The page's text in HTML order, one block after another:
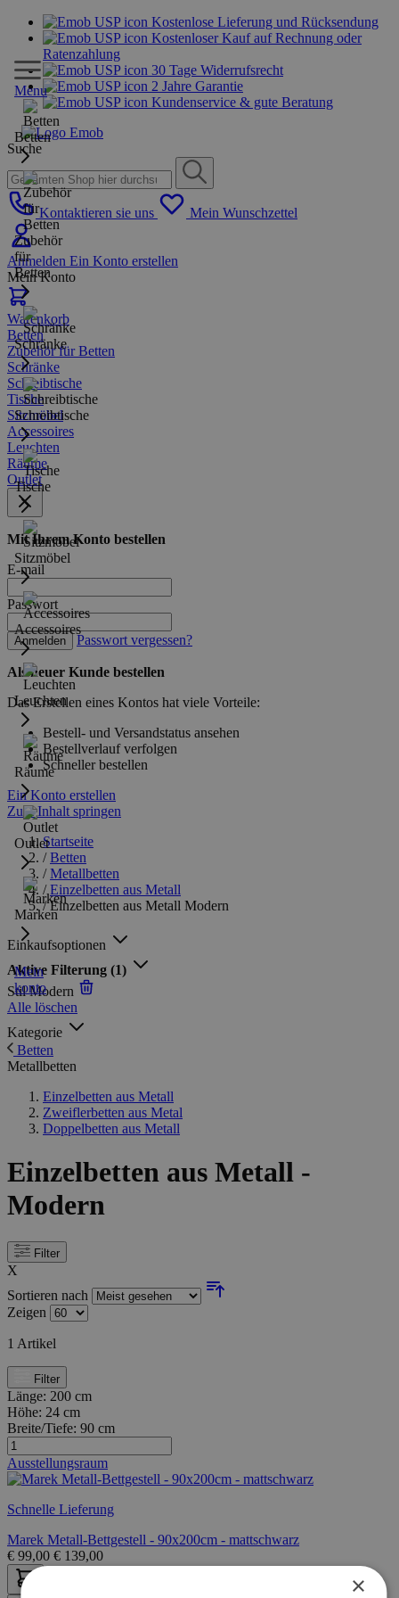
Kostenlose Lieferung und Rücksendung
Kostenloser Kauf auf Rechnung oder
Ratenzahlung
30 Tage Widerrufsrecht
2 Jahre Garantie
Kundenservice & gute Beratung
Suche
Kontaktieren sie uns Mein Wunschzettel
Anmelden Ein Konto erstellen
Mein Konto
Warenkorb
Menu
Betten
Zubehör
für
Betten
Schränke
Schreibtische
Tische
Sitzmöbel
Accessoires
Leuchten
Räume
Outlet
Marken
Mein
konto
Betten
Zubehör für Betten
Schränke
Schreibtische
Tische
Sitzmöbel
Accessoires
Leuchten
Räume
Outlet
Mit Ihrem Konto bestellen
E-mail
Passwort
Anmelden Passwort vergessen?
Als neuer Kunde bestellen
Das Erstellen eines Kontos hat viele Vorteile:
Bestell- und Versandstatus ansehen
Bestellverlauf verfolgen
Schneller bestellen
Ein Konto erstellen
Zum Inhalt springen
Startseite
/ Betten
/ Metallbetten
/ Einzelbetten aus Metall
/ Einzelbetten aus Metall Modern
Einkaufsoptionen
Aktive Filterung (1)
Stil Modern
Alle löschen
Kategorie
Betten
Metallbetten
Einzelbetten aus Metall
Zweiflerbetten aus Metal
Doppelbetten aus Metall
Einzelbetten aus Metall -
Modern
Filter
X
Sortieren nach
Zeigen
1 Artikel
Filter
Länge: 200 cm
Höhe: 24 cm
Breite/Tiefe: 90 cm
Ausstellungsraum
Schnelle Lieferung
Marek Metall-Bettgestell - 90x200cm - mattschwarz
€ 99,00 € 139,00
×